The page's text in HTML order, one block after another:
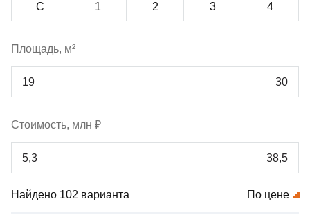
С 1 2 3 4
Площадь, м²
Стоимость, млн ₽
Найдено 102 варианта По цене